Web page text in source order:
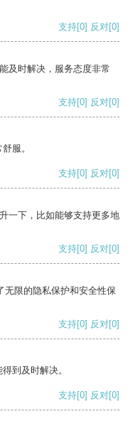
支持[0] 反对[0]
及时解决，服务态度非常
支持[0] 反对[0]
服。
支持[0] 反对[0]
一下，比如能够支持更多地
支持[0] 反对[0]
无限的隐私保护和安全性保
支持[0] 反对[0]
到及时解决。
支持[0] 反对[0]